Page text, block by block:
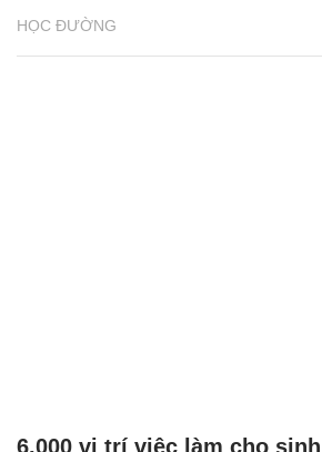
HỌC ĐƯỜNG
6.000 vị trí việc làm cho